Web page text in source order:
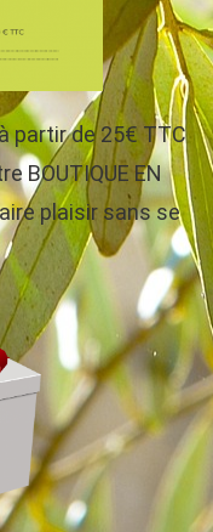
partir de 25€ TTC
BOUTIQUE EN
plaisir sans se